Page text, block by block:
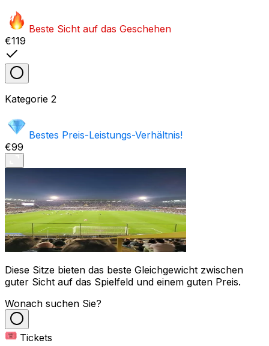
Beste Sicht auf das Geschehen
€119
Kategorie 2
Bestes Preis-Leistungs-Verhältnis!
€99
Diese Sitze bieten das beste Gleichgewicht zwischen
guter Sicht auf das Spielfeld und einem guten Preis.
Wonach suchen Sie?
Tickets